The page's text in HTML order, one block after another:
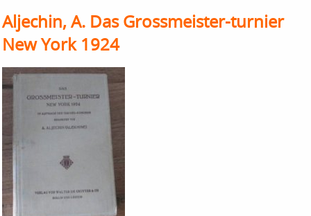
Aljechin, A. Das Grossmeister-turnier
New York 1924